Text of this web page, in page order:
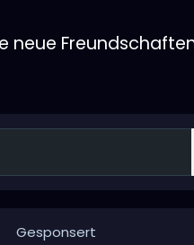
neue
Gesponsert